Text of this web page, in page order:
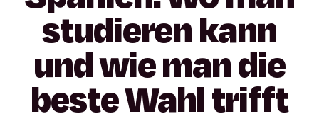
studierenkann
undwiemandie
besteWahltrifft